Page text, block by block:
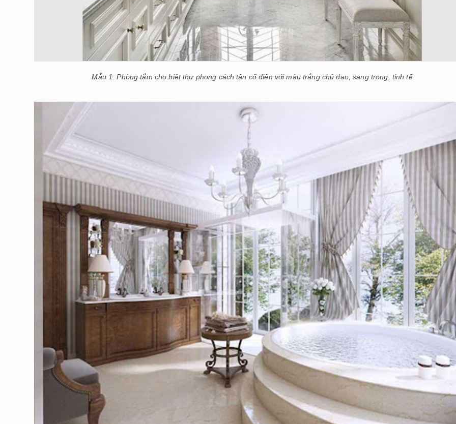
Mẫu 1: Phòng tắm cho biệt thự phong cách tân cổ điển với màu trắng chủ đạo, sang trọng, tinh tế